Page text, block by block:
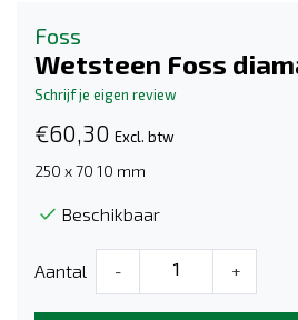
Foss
Wetsteen Foss
Schrijf je eigen review
€60,30 Excl. btw
250 x 70 10 mm
Beschikbaar
Aantal - +